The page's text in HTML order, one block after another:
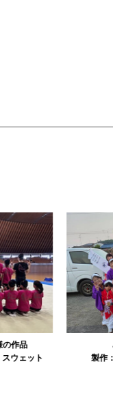
みかえり美人様の作品
：タオル 製作： その他グッズ